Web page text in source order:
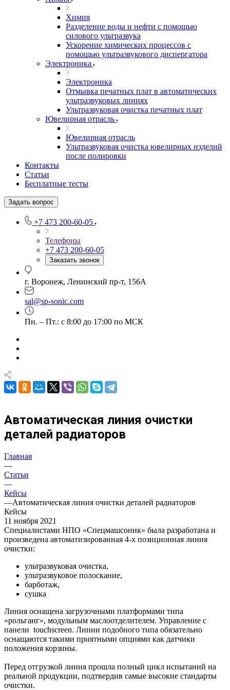
Химия
Разделение воды и нефти с помощью
силового ультразвука
Ускорение химических процессов с
помощью ультразвукового диспергатора
Электроника
Электроника
Отмывка печатных плат в автоматических
ультразвуковых линиях
Ультразвуковая очистка печатных плат
Ювелирная отрасль
Ювелирная отрасль
Ультразвуковая очистка ювелирных изделий
после полировки
Контакты
Статьи
Бесплатные тесты
Задать вопрос
+7 473 200-60-05
Телефоны
+7 473 200-60-05
Заказать звонок
г. Воронеж, Ленинский пр-т, 156А
sal@sp-sonic.com
Пн. – Пт.: с 8:00 до 17:00 по МСК
Автоматическая линия очистки
деталей радиаторов
Главная
—
Статьи
—
Кейсы
—Автоматическая линия очистки деталей радиаторов
Кейсы
11 ноября 2021
Специалистами НПО «Спецмашсоник» была разработана и
произведена автоматизированная 4-х позиционная линия
очистки:
ультразвуковая очистка,
ультразвуковое полоскание,
барботаж,
сушка
Линия оснащена загрузочными платформами типа
«рольганг», модульным маслоотделителем. Управление с
панели touchscreen. Линии подобного типа обязательно
оснащаются такими приятными опциями как датчики
положения корзины.
Перед отгрузкой линия прошла полный цикл испытаний на
реальной продукции, подтвердив самые высокие стандарты
очистки.